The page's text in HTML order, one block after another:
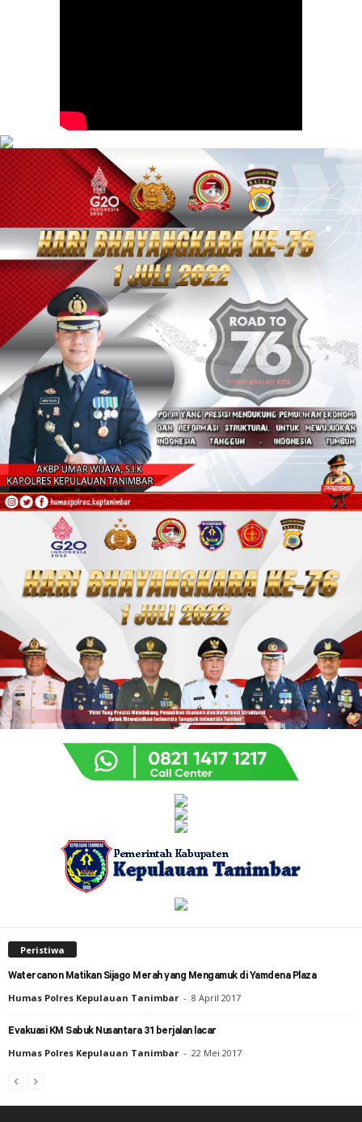
Peristiwa
Watercanon Matikan Sijago Merah yang Mengamuk di Yamdena Plaza
Humas Polres Kepulauan Tanimbar - 8 April 2017
Evakuasi KM Sabuk Nusantara 31 berjalan lacar
Humas Polres Kepulauan Tanimbar - 22 Mei 2017